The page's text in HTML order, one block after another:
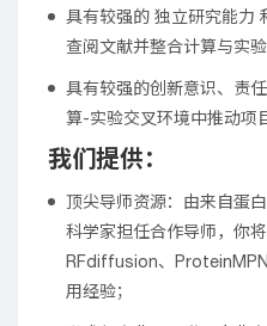
具有较强的 独立研究能力
查阅文献并整合计算与实
具有较强的创新意识、责
算-实验交叉环境中推动项
我们提供：
顶尖导师资源：由来自蛋
科学家担任合作导师，你
RFdiffusion、
用经验；